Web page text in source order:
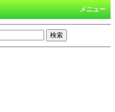
メニュー